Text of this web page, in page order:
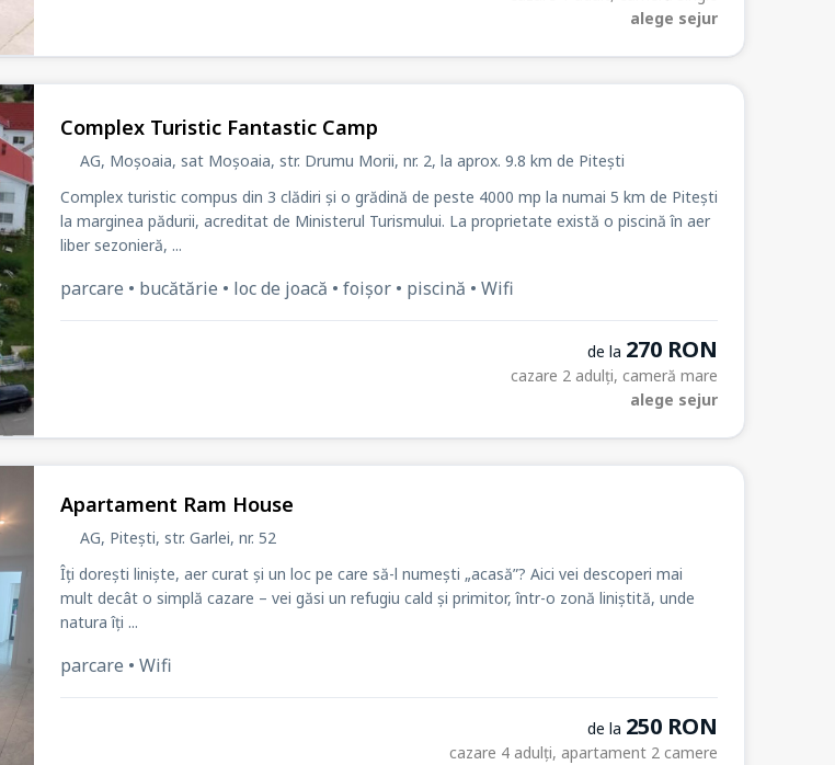
alege sejur
Complex Turistic Fantastic Camp
AG, Moșoaia, sat Moșoaia, str. Drumu Morii, nr. 2, la aprox. 9.8 km de Pitești
Complex turistic compus din 3 clădiri și o grădină de peste 4000 mp la numai 5 km de Pitești
la marginea pădurii, acreditat de Ministerul Turismului. La proprietate există o piscină în aer
liber sezonieră, ...
parcare • bucătărie • loc de joacă • foișor • piscină • Wifi
de la 270 RON
cazare 2 adulți, cameră mare
alege sejur
Apartament Ram House
AG, Pitești, str. Garlei, nr. 52
Îți dorești liniște, aer curat și un loc pe care să-l numești „acasă”? Aici vei descoperi mai
mult decât o simplă cazare – vei găsi un refugiu cald și primitor, într-o zonă liniștită, unde
natura îți ...
parcare • Wifi
de la 250 RON
cazare 4 adulți, apartament 2 camere